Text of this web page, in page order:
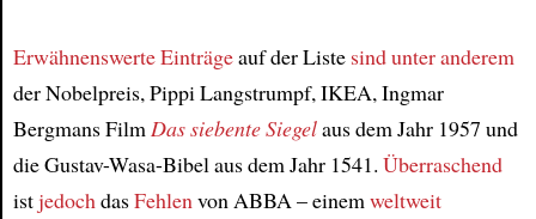
Article
Erwähnenswerte Einträgeauf der Liste sind unter anderem
der Nobelpreis, Pippi Langstrumpf, IKEA, Ingmar
Bergmans Film Das siebente Siegelaus dem Jahr 1957 und
die Gustav-Wasa-Bibel aus dem Jahr 1541. Überraschend
istjedoch dasFehlen von ABBA – einem weltweit